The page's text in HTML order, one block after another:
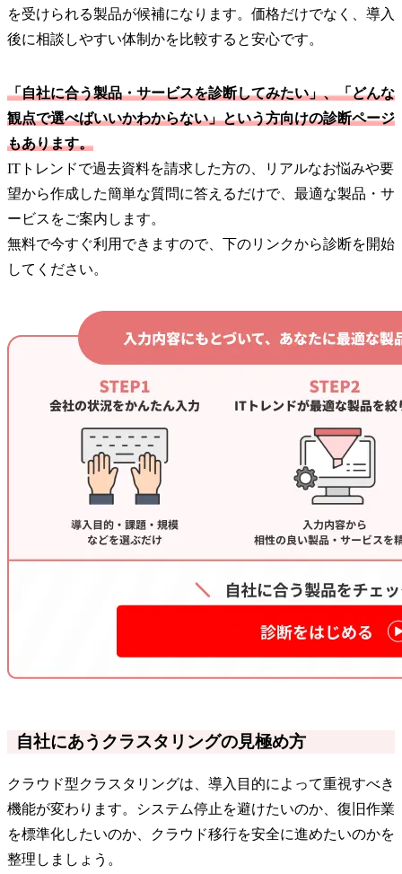
を受けられる製品が候補になります。価格だけでなく、導入
後に相談しやすい体制かを比較すると安心です。
「自社に合う製品・サービスを診断してみたい」、「どんな
観点で選べばいいかわからない」という方向けの診断ページ
もあります。
ITトレンドで過去資料を請求した方の、リアルなお悩みや要
望から作成した簡単な質問に答えるだけで、最適な製品・サ
ービスをご案内します。
無料で今すぐ利用できますので、下のリンクから診断を開始
してください。
自社にあうクラスタリングの見極め方
クラウド型クラスタリングは、導入目的によって重視すべき
機能が変わります。システム停止を避けたいのか、復旧作業
を標準化したいのか、クラウド移行を安全に進めたいのかを
整理しましょう。